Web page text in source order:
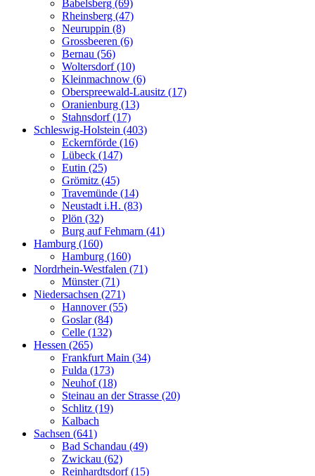
Babelsberg (69)
Rheinsberg (47)
Neuruppin (8)
Grossbeeren (6)
Bernau (56)
Woltersdorf (10)
Kleinmachnow (6)
Oberspreewald-Lausitz (17)
Oranienburg (13)
Stahnsdorf (17)
Schleswig-Holstein (403)
Eckernförde (16)
Lübeck (147)
Eutin (25)
Grömitz (45)
Travemünde (14)
Neustadt i.H. (83)
Plön (32)
Burg auf Fehmarn (41)
Hamburg (160)
Hamburg (160)
Nordrhein-Westfalen (71)
Münster (71)
Niedersachsen (271)
Hannover (55)
Goslar (84)
Celle (132)
Hessen (265)
Frankfurt Main (34)
Fulda (173)
Neuhof (18)
Steinau an der Strasse (20)
Schlitz (19)
Kalbach
Sachsen (641)
Bad Schandau (49)
Zwickau (62)
Reinhardtsdorf (15)